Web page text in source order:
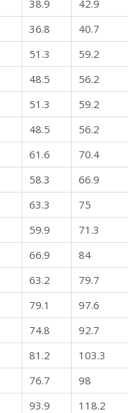
38.9 42.9
36.8 40.7
51.3 59.2
48.5 56.2
51.3 59.2
48.5 56.2
61.6 70.4
58.3 66.9
63.3 75
59.9 71.3
66.9 84
63.2 79.7
79.1 97.6
74.8 92.7
81.2 103.3
76.7 98
93.9 118.2